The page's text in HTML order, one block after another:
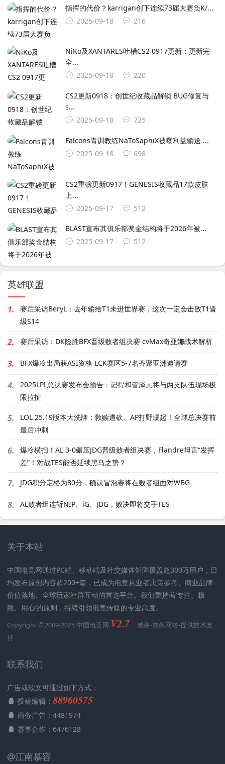
指挥的代价？karrigan创下连续73届大赛负K/...
2025-09-18
216
NiKo及XANTARES吐槽CS2 0917更新：更新完
全...
2025-09-18
220
CS2更新0918：创世纪收藏品解锁 BUG修复与
s...
2025-09-18
725
Falcons青训教练NaToSaphiX被曝利益输送 ...
2025-09-18
698
CS2重磅更新0917！GENESIS收藏品17款皮肤
上...
2025-09-17
512
BLAST宣布其俱乐部奖金结构将于2026年被...
2025-09-17
512
英雄联盟
1.
赛后采访BeryL：去年输给T1未进世界赛，这次一定会击败T1晋
级S14
2. 赛后采访：DK险胜BFX晋级败者组决赛 cvMax奇亚娜战术解析
3. BFX爆冷出局获ASI资格 LCK赛区5-7名齐聚亚洲邀请赛
4.
2025LPL总决赛发布会预告：记得和管泽元将与两支队伍现场极
限拉扯
5.
LOL 25.19版本大洗牌：救赎遭砍、AP打野崛起！全球总决赛前
最后冲刺
6.
爆冷横扫！AL 3-0碾压JDG晋级败者组决赛，Flandre坦言“发挥
差”！对战TES能否延续黑马之势？
7. JDG积分定格为80分，确认冒泡赛将在败者组面对WBG
8. AL败者组连斩NIP、iG、JDG，败决即将交手TES
关于本站
中国电竞网通过PC端、移动端及社交媒体矩阵覆盖超300万用户，日
均发布原创内容超200+篇，已成为电竞从业者决策参考、商业品牌
价值落地、全球玩家社群互动的首选平台。我们秉持着’专注、极
致、用心‘的原则，持续引领电竞传媒的专业高度。
Copyright © 2009-2025 中国电竞网 V2.7 感谢-亦然网络-提供技术支
持
联系我们
广告或软文可通过如下方式：
投稿编辑： 88960575
商务广告：4481974
赛事合作：6476128
@江南慕容